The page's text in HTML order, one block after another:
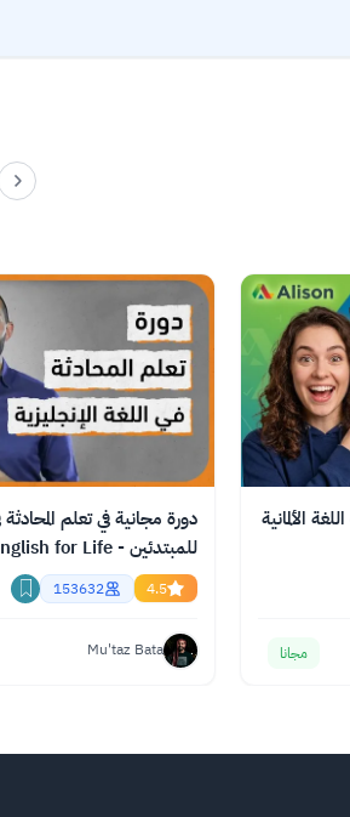
الألمانية
مجانا
دورة مجانية في تعلم المحادثة
للمبتدئين - English for Life
4.5
153632
Mu'taz Bata